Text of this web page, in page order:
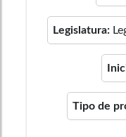
Legislatura:
Tipo de